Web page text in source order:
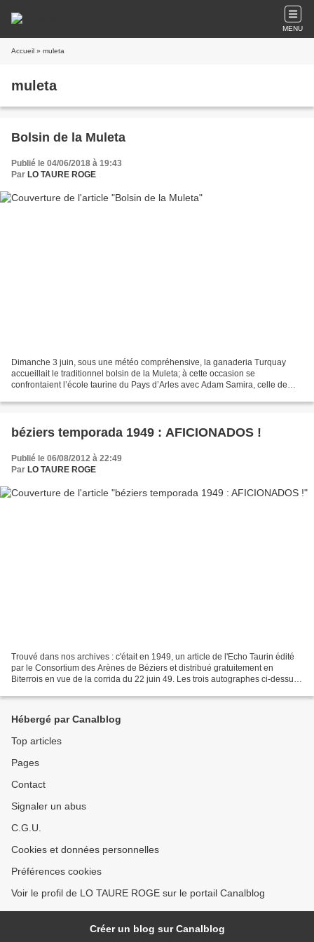
MENU
Accueil » muleta
muleta
Bolsin de la Muleta
Publié le 04/06/2018 à 19:43
Par LO TAURE ROGE
Dimanche 3 juin, sous une météo compréhensive, la ganaderia Turquay
accueillait le traditionnel bolsin de la Muleta; à cette occasion se
confrontaient l’école taurine du Pays d’Arles avec Adam Samira, celle de
béziers temporada 1949 : AFICIONADOS !
Publié le 06/08/2012 à 22:49
Par LO TAURE ROGE
Trouvé dans nos archives : c'était en 1949, un article de l'Echo Taurin édité
par le Consortium des Arènes de Béziers et distribué gratuitement en
Biterrois en vue de la corrida du 22 juin 49. Les trois autographes ci-dessus
Hébergé par Canalblog
Top articles
Pages
Contact
Signaler un abus
C.G.U.
Cookies et données personnelles
Préférences cookies
Voir le profil de LO TAURE ROGE sur le portail Canalblog
Créer un blog sur Canalblog